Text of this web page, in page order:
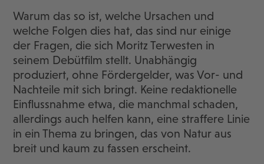
Warum das so ist, welche Ursachen und
welche Folgen dies hat, das sind nur einige
der Fragen, die sich Moritz Terwesten in
seinem Debütfilm stellt. Unabhängig
produziert, ohne Fördergelder, was Vor- und
Nachteile mit sich bringt. Keine redaktionelle
Einflussnahme etwa, die manchmal schaden,
allerdings auch helfen kann, eine straffere Linie
in ein Thema zu bringen, das von Natur aus
breit und kaum zu fassen erscheint.